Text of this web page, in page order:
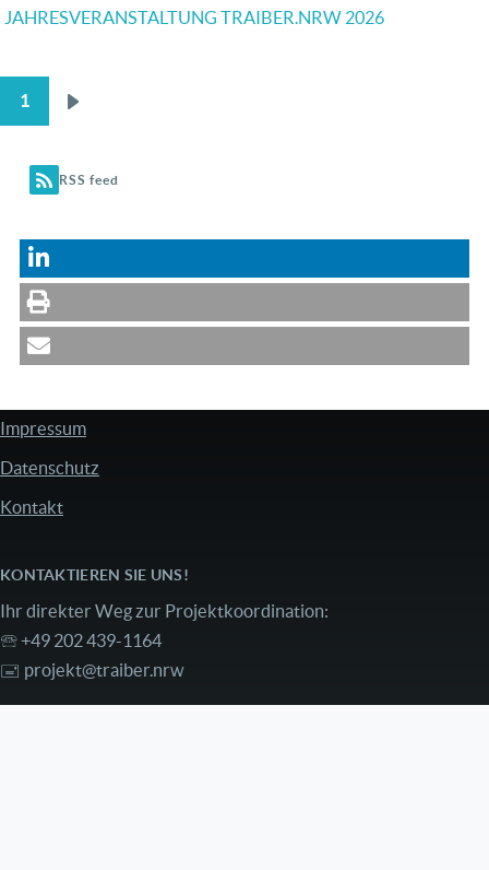
JAHRESVERANSTALTUNG TRAIBER.NRW 2026
1
RSS feed
FUSSZEILE
Impressum
Datenschutz
Kontakt
KONTAKTIEREN SIE UNS!
Ihr direkter Weg zur Projektkoordination:
🕾 +49 202 439-1164
🖃 projekt@traiber.nrw